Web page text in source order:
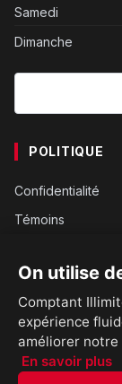
On utilise
Comptant
expérience
améliorer
En savoir plus
Samedi
Dimanche
POLITIQUE
Confidentialité
Témoins
Conditions
Expédition
Retours